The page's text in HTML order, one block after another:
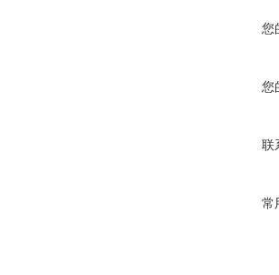
您
您
联
常